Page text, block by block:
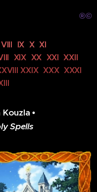
®©
IX X XI
XIX XX XXI XXII
XXIX XXX XXXI
•
Spells